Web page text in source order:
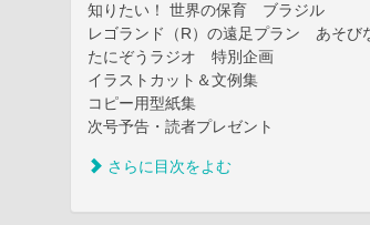
知りたい！ 世界の保育 ブラジル
レゴランド（R）の遠足プラン あそび
たにぞうラジオ 特別企画
イラストカット＆文例集
コピー用型紙集
次号予告・読者プレゼント
さらに目次をよむ